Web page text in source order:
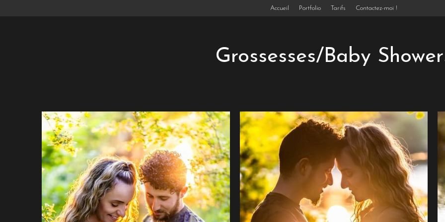
Accueil Portfolio Tarifs Contactez-moi !
Grossesses/Baby